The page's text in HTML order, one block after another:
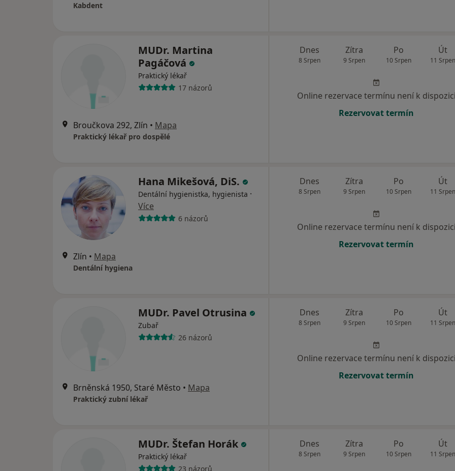
Kabdent
MUDr. Martina
Pagáčová
Praktický lékař
17 názorů
Broučkova 292, Zlín • Mapa
Praktický lékař pro dospělé
Dnes
8 Srpen
Zítra
9 Srpen
Po
10 Srpen
Út
11 Srpen
Online rezervace termínu není k dispozici
Rezervovat termín
Hana Mikešová, DiS.
Dentální hygienistka, hygienista ·
Více
6 názorů
Zlín • Mapa
Dentální hygiena
Dnes
8 Srpen
Zítra
9 Srpen
Po
10 Srpen
Út
11 Srpen
Online rezervace termínu není k dispozici
Rezervovat termín
MUDr. Pavel Otrusina
Zubař
26 názorů
Brněnská 1950, Staré Město • Mapa
Praktický zubní lékař
Dnes
8 Srpen
Zítra
9 Srpen
Po
10 Srpen
Út
11 Srpen
Online rezervace termínu není k dispozici
Rezervovat termín
MUDr. Štefan Horák
Praktický lékař
23 názorů
Dnes
8 Srpen
Zítra
9 Srpen
Po
10 Srpen
Út
11 Srpen